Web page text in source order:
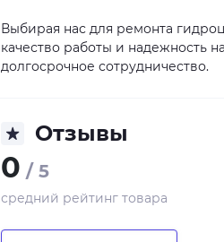
Выбирая нас для ремонта
качество работы и надежность
долгосрочное сотрудничество.
Отзывы
0 / 5
средний рейтинг товара